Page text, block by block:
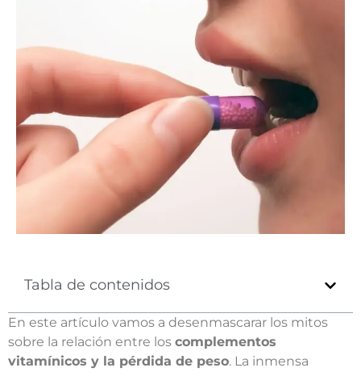
Tabla de contenidos
En este artículo vamos a desenmascarar los mitos
sobre la relación entre los complementos
vitamínicos y la pérdida de peso. La inmensa